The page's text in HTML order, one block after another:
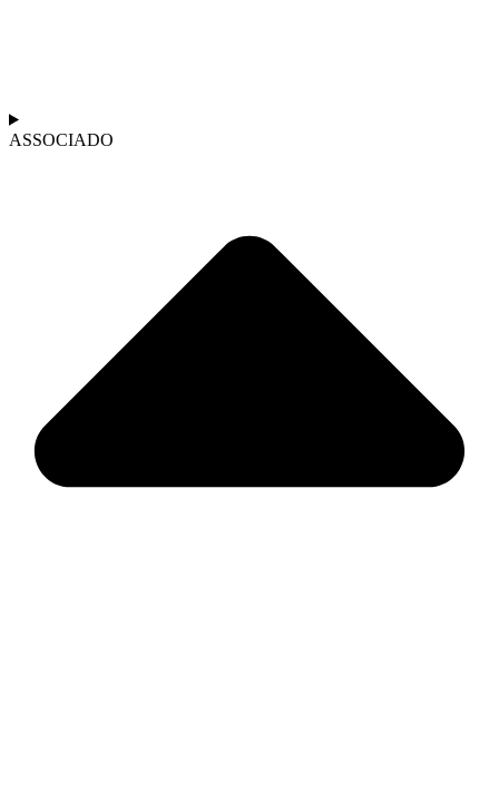
ASSOCIADO